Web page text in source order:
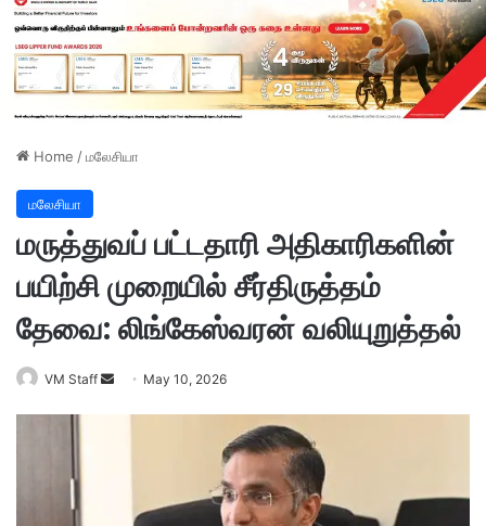
Home /மலேசியா
மலேசியா
மருத்துவப் பட்டதாரி அதிகாரிகளின்
பயிற்சி முறையில் சீர்திருத்தம்
தேவை: லிங்கேஸ்வரன் வலியுறுத்தல்
VM Staff May 10, 2026